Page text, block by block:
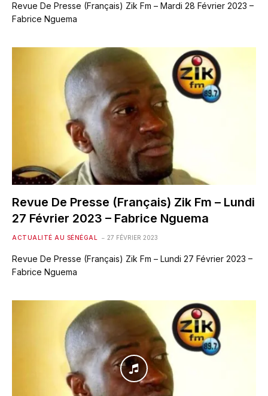
Revue De Presse (Français) Zik Fm – Mardi 28 Février 2023 –
Fabrice Nguema
Revue De Presse (Français) Zik Fm – Lundi
27 Février 2023 – Fabrice Nguema
ACTUALITÉ AU SÉNÉGAL 27 FÉVRIER 2023
Revue De Presse (Français) Zik Fm – Lundi 27 Février 2023 –
Fabrice Nguema